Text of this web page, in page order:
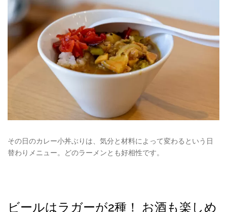
その日のカレー小丼ぶりは、気分と材料によって変わるという日
替わりメニュー。どのラーメンとも好相性です。
ビールはラガーが2種！ お酒も楽しめ